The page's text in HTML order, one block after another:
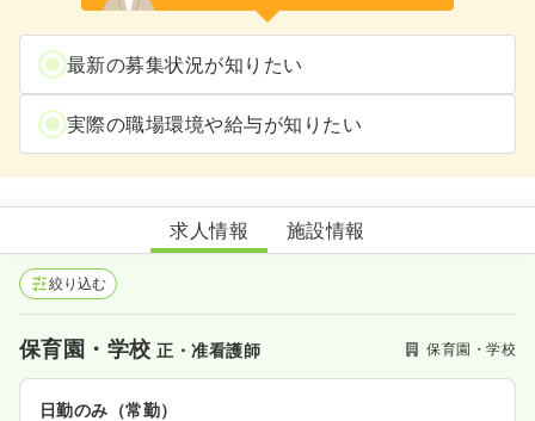
最新の募集状況が知りたい
実際の職場環境や給与が知りたい
Animo Kids本町園
求人情報 施設情報
絞り込む
保育園・学校正・准看護師 保育園・学校
日勤のみ（常勤）